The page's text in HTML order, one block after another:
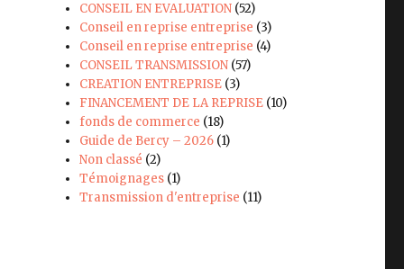
CONSEIL EN EVALUATION (52)
Conseil en reprise entreprise (3)
Conseil en reprise entreprise (4)
CONSEIL TRANSMISSION (57)
CREATION ENTREPRISE (3)
FINANCEMENT DE LA REPRISE (10)
fonds de commerce (18)
Guide de Bercy – 2026 (1)
Non classé (2)
Témoignages (1)
Transmission d'entreprise (11)